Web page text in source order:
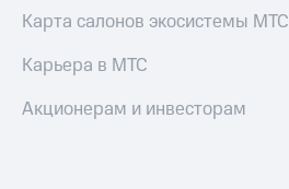
Карта салонов экосистемы МТС
Карьера в МТС
Акционерам и инвесторам